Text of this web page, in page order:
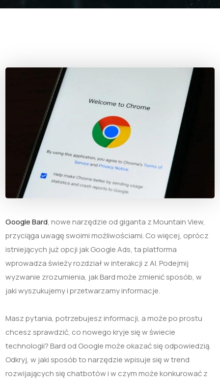
Google Bard, nowe narzędzie od giganta z Mountain View,
przyciąga uwagę swoimi możliwościami. Co więcej, oprócz
istniejących już opcji jak Google Ads, ta platforma
wprowadza świeży rozdział w interakcji z AI. Podejmij
wyzwanie zrozumienia, jak Bard może zmienić sposób, w
jaki wyszukujemy i przetwarzamy informacje.
Masz pytania, potrzebujesz informacji, a może po prostu
chcesz sprawdzić, co nowego kryje się w świecie
technologii? Bard od Google może okazać się odpowiedzią.
Odkryj, w jaki sposób to narzędzie wpisuje się w trend
rozwijających się chatbotów i w czym może konkurować z